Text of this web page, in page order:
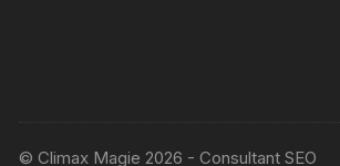
© Climax Magie 2026 - Consultant SEO